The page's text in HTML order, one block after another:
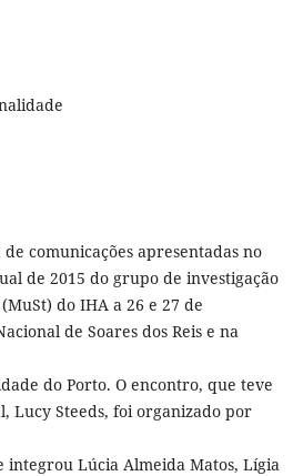
comunicações apresentadas no
de 2015 do grupo de investigação
do IHA a 26 e 27 de
de Soares dos Reis e na
do Porto. O encontro, que teve
Lucy Steeds, foi organizado por
integrou Lúcia Almeida Matos, Lígia